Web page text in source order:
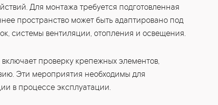
Для монтажа требуется подготовленная
пространство может быть адаптировано под
системы вентиляции, отопления и освещения.
проверку крепежных элементов,
Эти мероприятия необходимы для
в процессе эксплуатации.